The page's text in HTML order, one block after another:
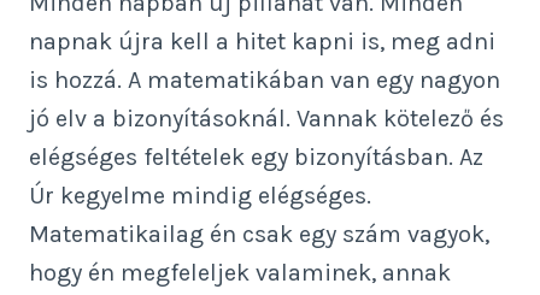
napnak újra kell a hitet kapni is, meg adni
is hozzá. A matematikában van egy nagyon
jó elv a bizonyításoknál. Vannak kötelező és
elégséges feltételek egy bizonyításban. Az
Úr kegyelme mindig elégséges.
Matematikailag én csak egy szám vagyok,
hogy én megfeleljek valaminek, annak